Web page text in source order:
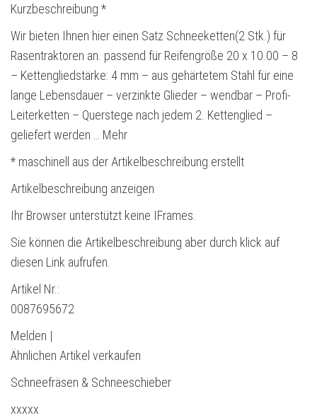
Kurzbeschreibung *
Wir bieten Ihnen hier einen Satz Schneeketten(2 Stk.) für
Rasentraktoren an. passend für Reifengröße 20 x 10.00 – 8
– Kettengliedstärke: 4 mm – aus gehärtetem Stahl für eine
lange Lebensdauer – verzinkte Glieder – wendbar – Profi-
Leiterketten – Querstege nach jedem 2. Kettenglied –
geliefert werden … Mehr
* maschinell aus der Artikelbeschreibung erstellt
Artikelbeschreibung anzeigen
Ihr Browser unterstützt keine IFrames.
Sie können die Artikelbeschreibung aber durch klick auf
diesen Link aufrufen.
Artikel Nr.:
0087695672
Melden |
Ähnlichen Artikel verkaufen
Schneefräsen & Schneeschieber
xxxxx